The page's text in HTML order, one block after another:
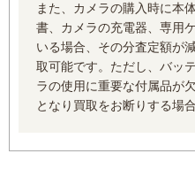
また、カメラの購入時に本
書、カメラの充電器、専用
いる場合、その分査定額が
取可能です。ただし、バッ
ラの使用に重要な付属品が
となり買取をお断りする場